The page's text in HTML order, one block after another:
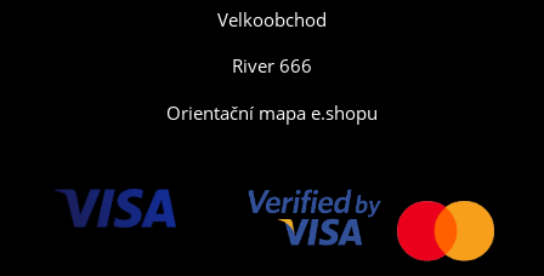
Velkoobchod
River 666
Orientační mapa e.shopu